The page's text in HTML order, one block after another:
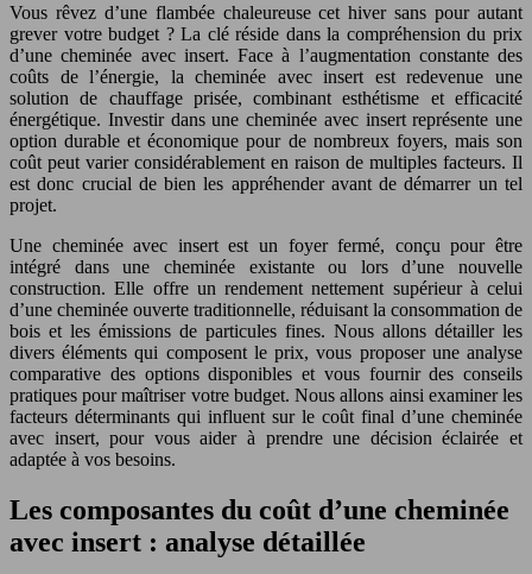
Vous rêvez d’une flambée chaleureuse cet hiver sans pour autant
grever votre budget ? La clé réside dans la compréhension du prix
d’une cheminée avec insert. Face à l’augmentation constante des
coûts de l’énergie, la cheminée avec insert est redevenue une
solution de chauffage prisée, combinant esthétisme et efficacité
énergétique. Investir dans une cheminée avec insert représente une
option durable et économique pour de nombreux foyers, mais son
coût peut varier considérablement en raison de multiples facteurs. Il
est donc crucial de bien les appréhender avant de démarrer un tel
projet.
Une cheminée avec insert est un foyer fermé, conçu pour être
intégré dans une cheminée existante ou lors d’une nouvelle
construction. Elle offre un rendement nettement supérieur à celui
d’une cheminée ouverte traditionnelle, réduisant la consommation de
bois et les émissions de particules fines. Nous allons détailler les
divers éléments qui composent le prix, vous proposer une analyse
comparative des options disponibles et vous fournir des conseils
pratiques pour maîtriser votre budget. Nous allons ainsi examiner les
facteurs déterminants qui influent sur le coût final d’une cheminée
avec insert, pour vous aider à prendre une décision éclairée et
adaptée à vos besoins.
Les composantes du coût d’une cheminée
avec insert : analyse détaillée